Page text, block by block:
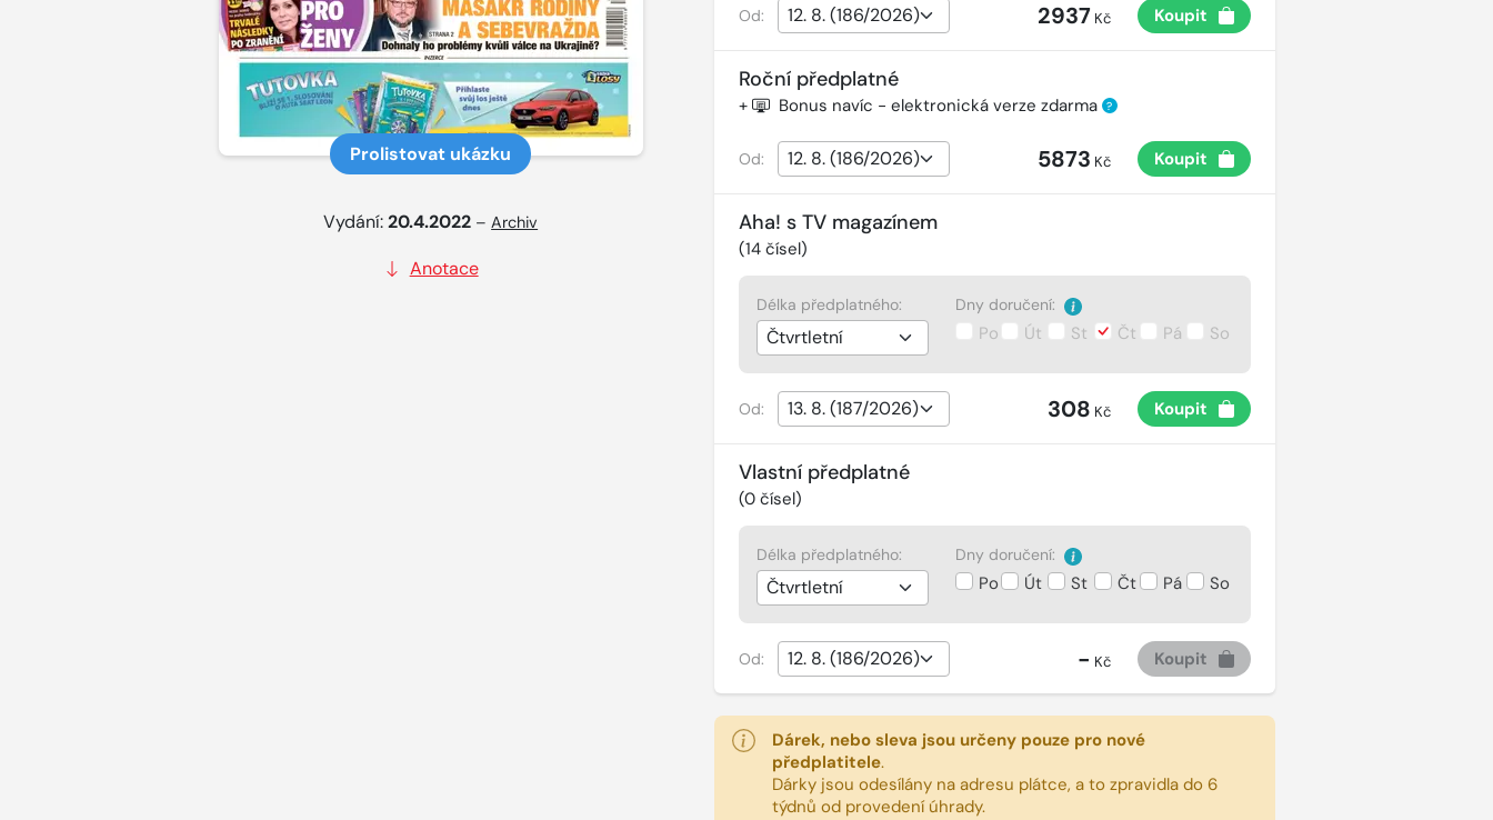
Prolistovat ukázku
Vydání:20.4.2022 –Archiv
Anotace
Od: 2937 Kč Koupit
Roční předplatné
+ Bonus navíc - elektronická verze zdarma ?
Od: 5873 Kč Koupit
Aha! s TV magazínem
(14čísel)
Délka předplatného: Dny doručení:
Po Út St Čt Pá So
Od: 308 Kč Koupit
Vlastní předplatné
(0čísel)
Délka předplatného: Dny doručení:
Po Út St Čt Pá So
Od: - Kč Koupit
Dárek, nebo sleva jsou určeny pouze pro nové
předplatitele.
Dárky jsou odesílány na adresu plátce, a to zpravidla do 6
týdnů od provedení úhrady.